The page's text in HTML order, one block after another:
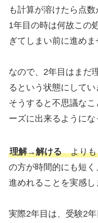
も計算が溶けたら点数
1年目の時は何故この
ぎてしまい前に進めま
なので、2年目はまだ
るという状態にしてい
そうすると不思議な
ーズに出来るようにな
理解→解けるより
の方が時間的にも短
進めれることを実感し
実際2年目は、受験2